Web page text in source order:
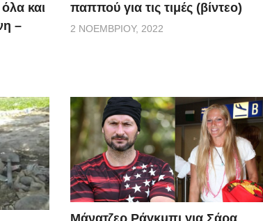
και
–
παππού για τις τιμές (βίντεο)
2 ΝΟΕΜΒΡΊΟΥ, 2022